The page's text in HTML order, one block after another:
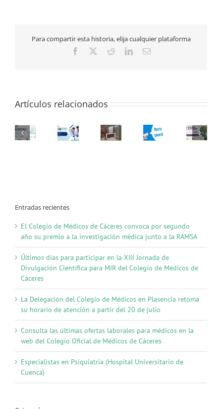
al
SES
facultativos
Para compartir esta historia, elija cualquier plataforma
Facebook RedditLinkedInCorreo
Artículos relacionados
Entradas recientes
El Colegio de Médicos de Cáceres convoca por segundo
año su premio a la investigación médica junto a la RAMSA
Últimos días para participar en la XIII Jornada de
Divulgación Científica para MIR del Colegio de Médicos de
Cáceres
La Delegación del Colegio de Médicos en Plasencia retoma
su horario de atención a partir del 20 de julio
Consulta las últimas ofertas laborales para médicos en la
web del Colegio Oficial de Médicos de Cáceres
Especialistas en Psiquiatría (Hospital Universitario de
Cuenca)